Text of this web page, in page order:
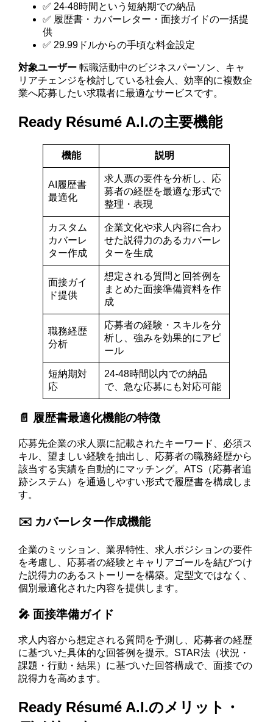
✅ 24-48時間という短納期での納品
✅ 履歴書・カバーレター・面接ガイドの一括提
供
✅ 29.99ドルからの手頃な料金設定
対象ユーザー 転職活動中のビジネスパーソン、キャ
リアチェンジを検討している社会人、効率的に複数企
業へ応募したい求職者に最適なサービスです。
Ready Résumé A.I.の主要機能
機能 説明
AI履歴書
最適化
求人票の要件を分析し、応
募者の経歴を最適な形式で
整理・表現
カスタム
カバーレ
ター作成
企業文化や求人内容に合わ
せた説得力のあるカバーレ
ターを生成
面接ガイ
ド提供
想定される質問と回答例を
まとめた面接準備資料を作
成
職務経歴
分析
応募者の経験・スキルを分
析し、強みを効果的にアピ
ール
短納期対
応
24-48時間以内での納品
で、急な応募にも対応可能
📄 履歴書最適化機能の特徴
応募先企業の求人票に記載されたキーワード、必須ス
キル、望ましい経験を抽出し、応募者の職務経歴から
該当する実績を自動的にマッチング。ATS（応募者追
跡システム）を通過しやすい形式で履歴書を構成しま
す。
✉️ カバーレター作成機能
企業のミッション、業界特性、求人ポジションの要件
を考慮し、応募者の経験とキャリアゴールを結びつけ
た説得力のあるストーリーを構築。定型文ではなく、
個別最適化された内容を提供します。
🎤 面接準備ガイド
求人内容から想定される質問を予測し、応募者の経歴
に基づいた具体的な回答例を提示。STAR法（状況・
課題・行動・結果）に基づいた回答構成で、面接での
説得力を高めます。
Ready Résumé A.I.のメリット・